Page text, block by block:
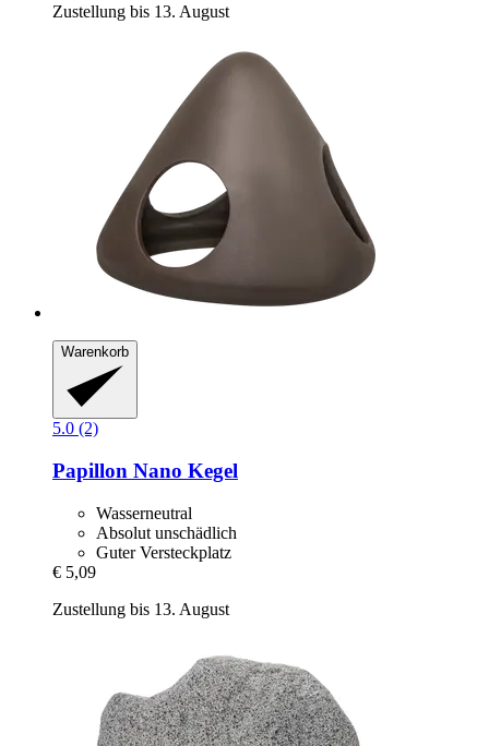
Zustellung bis 13. August
Warenkorb
5.0 (2)
Papillon Nano Kegel
Wasserneutral
Absolut unschädlich
Guter Versteckplatz
€ 5,09
Zustellung bis 13. August